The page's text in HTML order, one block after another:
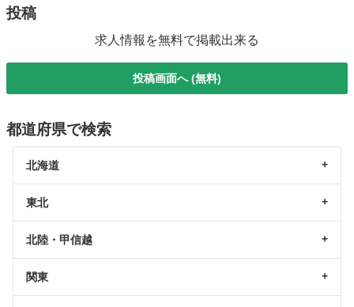
投稿
求人情報を無料で掲載出来る
投稿画面へ (無料)
都道府県で検索
北海道
東北
北陸・甲信越
関東